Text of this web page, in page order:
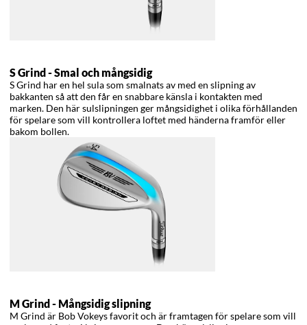
S Grind -Smal och mångsidig
S Grind har en hel sula som smalnats av med en slipning av
bakkanten så att den får en snabbare känsla i kontakten med
marken. Den här sulslipningen ger mångsidighet i olika förhållanden
för spelare som vill kontrollera loftet med händerna framför eller
bakom bollen.
M Grind - Mångsidig slipning
M Grind är Bob Vokeys favorit och är framtagen för spelare som vill